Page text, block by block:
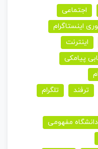
اجتماعی
اینستاگرام
اینترنت
پیامکی
ترفند
تلگرام
دانشگاه مفهومی